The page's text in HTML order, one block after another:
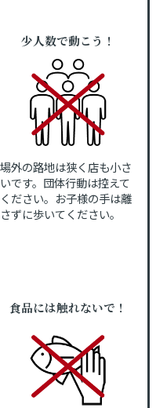
少人数で動こう！
場外の路地は狭く店も小さ
いです。団体行動は控えて
ください。お子様の手は離
さずに歩いてください。
食品には触れないで！